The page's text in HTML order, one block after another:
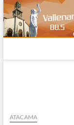
Saltar
al
contenido
ATACAMA